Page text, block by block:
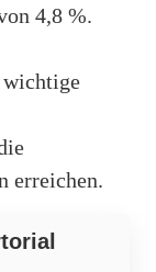
4,8 %.
erreichen.